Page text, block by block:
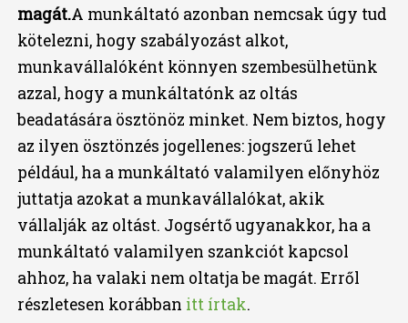
magát.A munkáltató azonban nemcsak úgy tud
kötelezni, hogy szabályozást alkot,
munkavállalóként könnyen szembesülhetünk
azzal, hogy a munkáltatónk az oltás
beadatására ösztönöz minket. Nem biztos, hogy
az ilyen ösztönzés jogellenes: jogszerű lehet
például, ha a munkáltató valamilyen előnyhöz
juttatja azokat a munkavállalókat, akik
vállalják az oltást. Jogsértő ugyanakkor, ha a
munkáltató valamilyen szankciót kapcsol
ahhoz, ha valaki nem oltatja be magát. Erről
részletesen korábban itt írtak.